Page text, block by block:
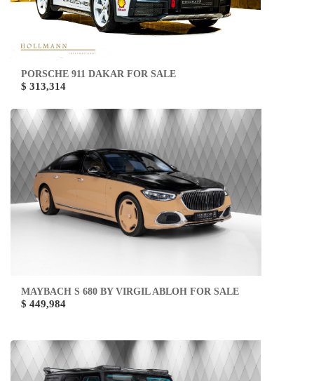
PORSCHE 911 DAKAR FOR SALE
$ 313,314
MAYBACH S 680 BY VIRGIL ABLOH FOR SALE
$ 449,984